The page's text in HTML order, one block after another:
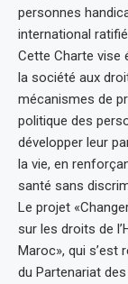
personnes
international
Cette Charte vise
la société aux
mécanismes de
politique des
développer leur
la vie, en
santé sans
Le projet
sur les droits de
Maroc», qui s’est
du Partenariat